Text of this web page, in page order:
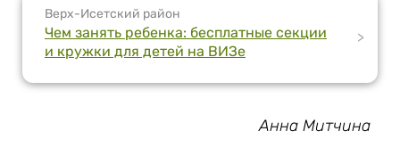
Верх-Исетский район
Чем занять ребенка: бесплатные секции
и кружки для детей на ВИЗе
>
Анна Митчина